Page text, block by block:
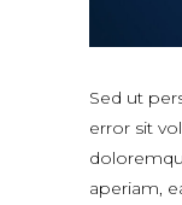
Sed ut
error sit
aperiam,